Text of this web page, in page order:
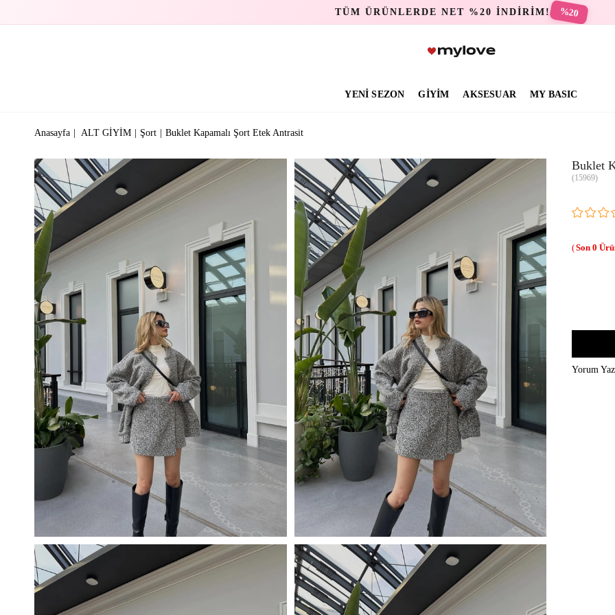
TÜM ÜRÜNLERDE NET %20 İNDİRİM! %20
YENİ SEZON GİYİM AKSESUAR MY BASIC
Anasayfa ALT GİYİM Şort Buklet Kapamalı Şort Etek Antrasit
Buklet
(15969)
0
Yorum Yaz